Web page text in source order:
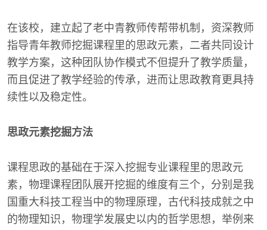
在该校，建立起了老中青教师传帮带机制，资深教师
指导青年教师挖掘课程里的思政元素，二者共同设计
教学方案，这种团队协作模式不但提升了教学质量，
而且促进了教学经验的传承，进而让思政教育更具持
续性以及稳定性。
思政元素挖掘方法
课程思政的基础在于深入挖掘专业课程里的思政元
素，物理课程团队展开挖掘的维度有三个，分别是我
国重大科技工程当中的物理原理，古代科技成就之中
的物理知识，物理学发展史以内的哲学思想，举例来